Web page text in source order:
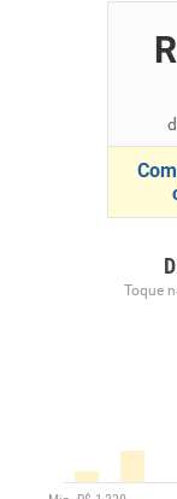
Toque